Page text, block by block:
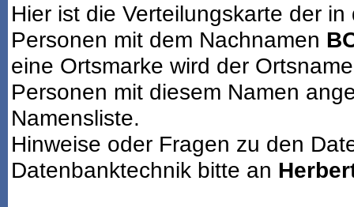
Hier ist die Verteilungskarte der
Personen mit dem Nachnamen
eine Ortsmarke wird der
Personen mit diesem Namen
Namensliste.
Hinweise oder Fragen zu den
Datenbanktechnik bitte an